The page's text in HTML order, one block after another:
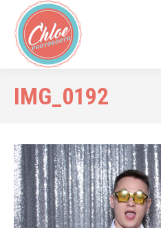
IMG_0192